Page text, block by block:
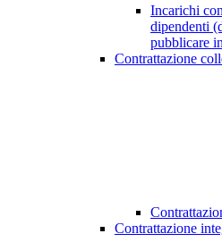
Incarichi
dipendenti
pubblicare
Contrattazione
Contrattazione